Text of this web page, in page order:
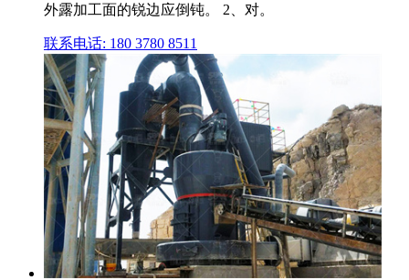
外露加工面的锐边应倒钝。 2、对。
联系电话: 180 3780 8511